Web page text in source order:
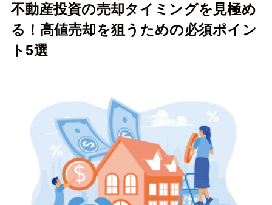
不動産投資の売却タイミングを見極め
る！高値売却を狙うための必須ポイン
ト5選